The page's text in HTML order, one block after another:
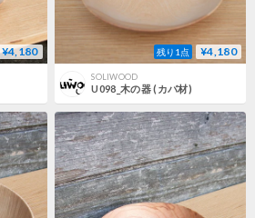
¥4,180 残り1点 ¥4,180
SOLIWOOD
U098_木の器 (カバ材)